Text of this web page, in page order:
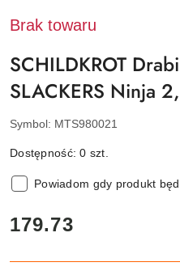
Brak towaru
SCHILDKROT
SLACKERS Ninja
Symbol: MTS980021
Dostępność:0 szt.
Powiadom gdy produkt
cena:
179.73